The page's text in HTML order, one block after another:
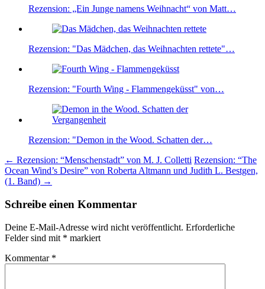
Rezension: „Ein Junge namens Weihnacht“ von Matt…
Rezension: "Das Mädchen, das Weihnachten rettete"…
Rezension: "Fourth Wing - Flammengeküsst" von…
Rezension: "Demon in the Wood. Schatten der…
Beitragsnavigation
← Rezension: “Menschenstadt” von M. J. Colletti Rezension: “The
Ocean Wind’s Desire” von Roberta Altmann und Judith L. Bestgen,
(1. Band) →
Schreibe einen Kommentar
Deine E-Mail-Adresse wird nicht veröffentlicht. Erforderliche
Felder sind mit * markiert
Kommentar *